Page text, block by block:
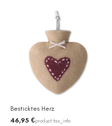
Besticktes Herz
46,95 €product.tax_info